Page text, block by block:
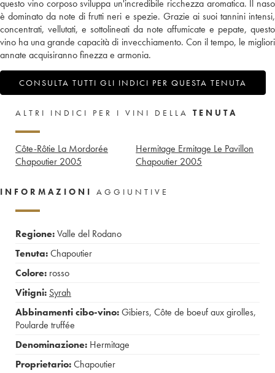
questo vino corposo sviluppa un'incredibile ricchezza aromatica. Il naso
è dominato da note di frutti neri e spezie. Grazie ai suoi tannini intensi,
concentrati, vellutati, e sottolineati da note affumicate e pepate, questo
vino ha una grande capacità di invecchiamento. Con il tempo, le migliori
annate acquisiranno finezza e armonia.
CONSULTA TUTTI GLI INDICI PER QUESTA TENUTA
ALTRI INDICI PER I VINI DELLA TENUTA
Côte-Rôtie La Mordorée
Chapoutier 2005
Hermitage Ermitage Le Pavillon
Chapoutier 2005
INFORMAZIONI AGGIUNTIVE
Regione:Valle del Rodano
Tenuta:Chapoutier
Colore: rosso
Vitigni: Syrah
Abbinamenti cibo-vino:Gibiers, Côte de boeuf aux girolles,
Poularde truffée
Denominazione: Hermitage
Proprietario:Chapoutier